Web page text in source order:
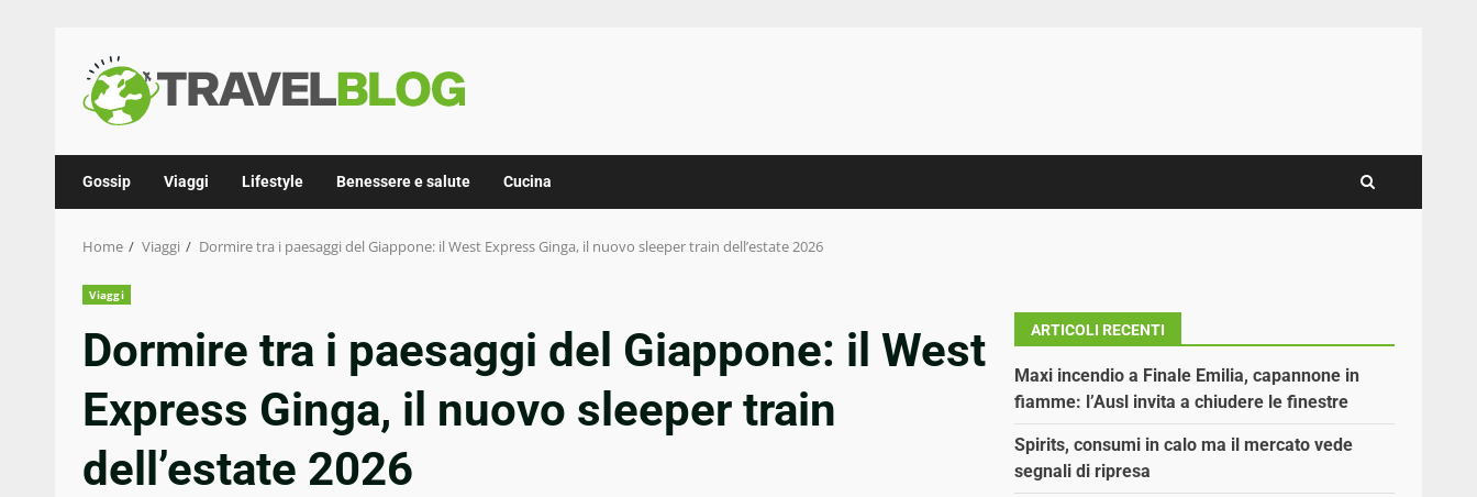
content
Gossip Viaggi Lifestyle Benessere e salute Cucina
Home Viaggi Dormire tra i paesaggi del Giappone: il West Express Ginga, il nuovo sleeper train dell’estate 2026
Viaggi
Dormire tra i paesaggi del Giappone: il West
Express Ginga, il nuovo sleeper train
dell’estate 2026
ARTICOLI RECENTI
Maxi incendio a Finale Emilia, capannone in
fiamme: l’Ausl invita a chiudere le finestre
Spirits, consumi in calo ma il mercato vede
segnali di ripresa